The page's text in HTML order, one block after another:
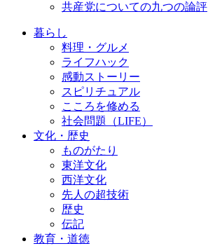
共産党についての九つの論評
暮らし
料理・グルメ
ライフハック
感動ストーリー
スピリチュアル
こころを修める
社会問題（LIFE）
文化・歴史
ものがたり
東洋文化
西洋文化
先人の超技術
歴史
伝記
教育・道徳